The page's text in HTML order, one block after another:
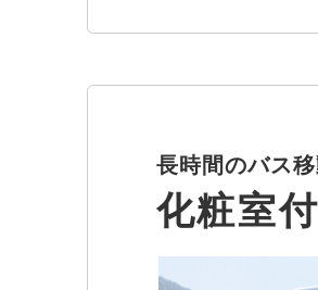
長時間のバス
化粧室